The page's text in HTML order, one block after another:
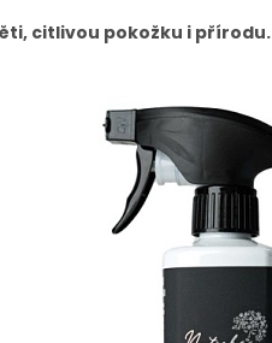
citlivou pokožku i přírodu.